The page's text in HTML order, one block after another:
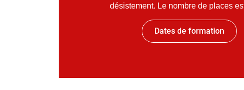
désistement. Le nombre de places
Dates de formation